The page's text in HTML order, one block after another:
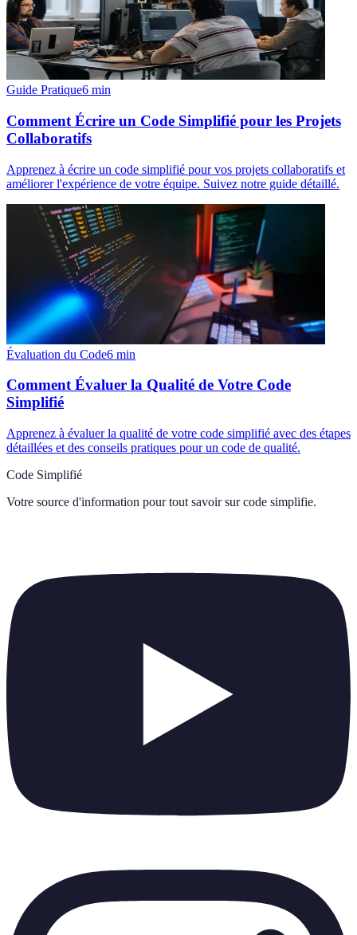
Guide Pratique6 min
Comment Écrire un Code Simplifié pour les Projets
Collaboratifs
Apprenez à écrire un code simplifié pour vos projets collaboratifs et
améliorer l'expérience de votre équipe. Suivez notre guide détaillé.
Évaluation du Code6 min
Comment Évaluer la Qualité de Votre Code
Simplifié
Apprenez à évaluer la qualité de votre code simplifié avec des étapes
détaillées et des conseils pratiques pour un code de qualité.
Code Simplifié
Votre source d'information pour tout savoir sur code simplifie.